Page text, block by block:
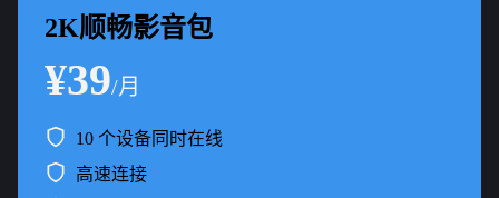
2K顺畅影音包
¥39/月
10 个设备同时在线
高速连接